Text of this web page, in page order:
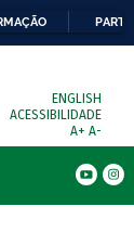
ENGLISH
ACESSIBILIDADE
A+ A-